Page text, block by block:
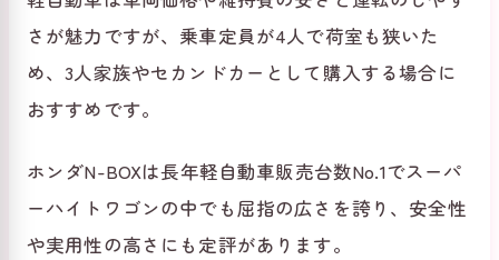
さが魅力ですが、乗車定員が4人で荷室も狭いた
め、3人家族やセカンドカーとして購入する場合に
おすすめです。
ホンダN-BOXは長年軽自動車販売台数No.1でスーパ
ーハイトワゴンの中でも屈指の広さを誇り、安全性
や実用性の高さにも定評があります。